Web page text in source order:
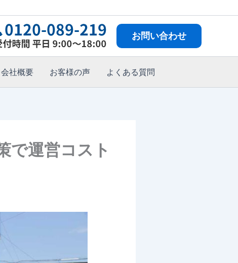
お問い合わせ
会社概要 お客様の声 よくある質問
で運営コスト